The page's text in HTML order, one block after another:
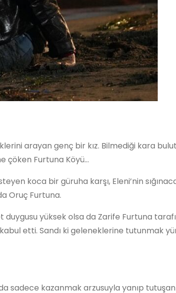
arayan genç bir kız. Bilmediği kara
çöken Furtuna Köyü…
koca bir güruha karşı, Eleni’nin
Oruç Furtuna.
yüksek olsa da Zarife Furtuna
etti. Sandı ki geleneklerine tutunmak
sadece kazanmak arzusuyla yanıp tutuşan